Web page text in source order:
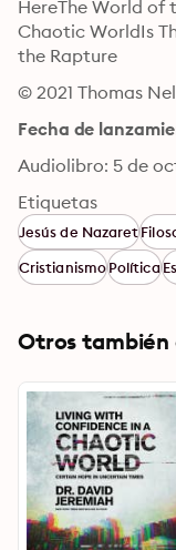
HereThe World of
Chaotic WorldIs
the Rapture
© 2021 Thomas
Fecha de
Audiolibro: 5 de
Etiquetas
Jesús de Nazaret
CristianismoPolítica
Otros